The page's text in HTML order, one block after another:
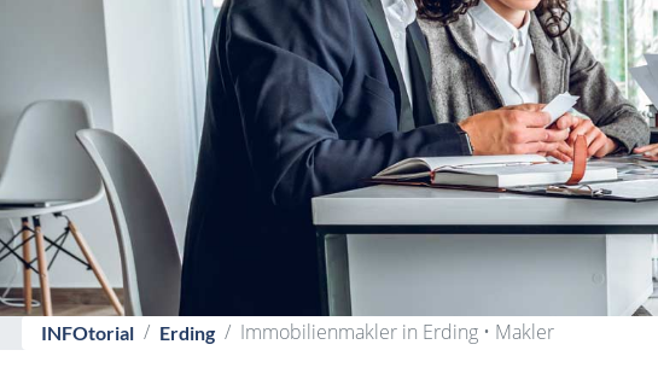
INFOtorial Erding Immobilienmakler in Erding • Makler